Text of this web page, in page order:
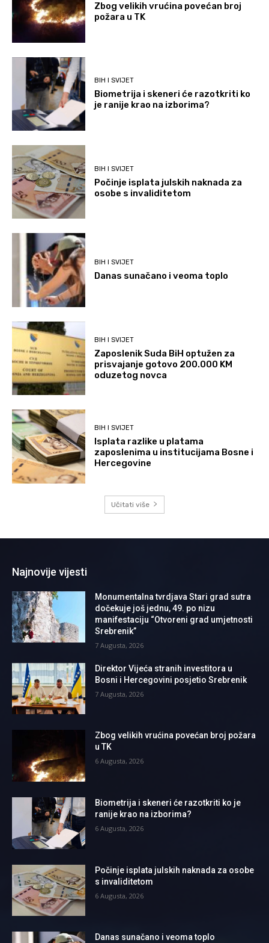
Zbog velikih vrućina povećan broj
požara u TK
BIH I SVIJET
Biometrija i skeneri će razotkriti ko
je ranije krao na izborima?
BIH I SVIJET
Počinje isplata julskih naknada za
osobe s invaliditetom
BIH I SVIJET
Danas sunačano i veoma toplo
BIH I SVIJET
Zaposlenik Suda BiH optužen za
prisvajanje gotovo 200.000 KM
oduzetog novca
BIH I SVIJET
Isplata razlike u platama
zaposlenima u institucijama Bosne i
Hercegovine
Učitati više
Najnovije vijesti
Monumentalna tvrdjava Stari grad sutra
dočekuje još jednu, 49. po nizu
manifestaciju “Otvoreni grad umjetnosti
Srebrenik”
7 Augusta, 2026
Direktor Vijeća stranih investitora u
Bosni i Hercegovini posjetio Srebrenik
7 Augusta, 2026
Zbog velikih vrućina povećan broj požara
u TK
6 Augusta, 2026
Biometrija i skeneri će razotkriti ko je
ranije krao na izborima?
6 Augusta, 2026
Počinje isplata julskih naknada za osobe
s invaliditetom
6 Augusta, 2026
Danas sunačano i veoma toplo